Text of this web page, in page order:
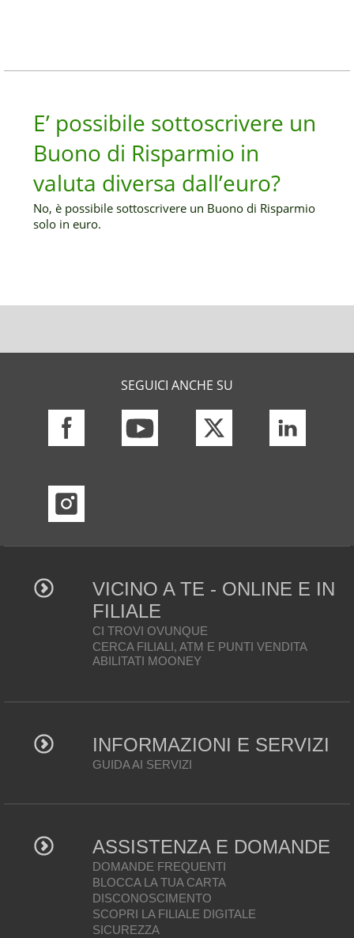
E’ possibile sottoscrivere un
Buono di Risparmio in
valuta diversa dall’euro?
No, è possibile sottoscrivere un Buono di Risparmio
solo in euro.
SEGUICI ANCHE SU
VICINO A TE - ONLINE E IN
FILIALE
CI TROVI OVUNQUE
CERCA FILIALI, ATM E PUNTI VENDITA
ABILITATI MOONEY
INFORMAZIONI E SERVIZI
GUIDA AI SERVIZI
ASSISTENZA E DOMANDE
DOMANDE FREQUENTI
BLOCCA LA TUA CARTA
DISCONOSCIMENTO
SCOPRI LA FILIALE DIGITALE
SICUREZZA